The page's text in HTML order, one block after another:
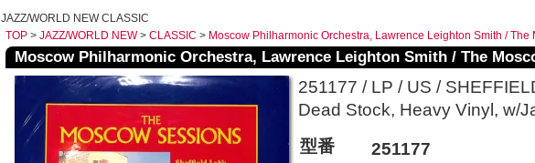
JAZZ/WORLD NEW CLASSIC
TOP > JAZZ/WORLD NEW> CLASSIC > Moscow Philharmonic Orchestra, Lawrence Leighton Smith / The
Moscow Philharmonic Orchestra, Lawrence Leighton Smith / The
251177 / LP / US /
Dead Stock, Heavy Vinyl, w/
型番
251177